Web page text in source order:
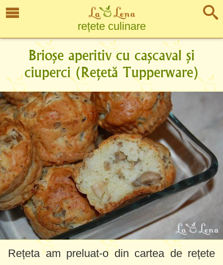
rețete culinare
Brioșe aperitiv cu cașcaval și
ciuperci (Rețetă Tupperware)
Rețeta am preluat-o din cartea de rețete